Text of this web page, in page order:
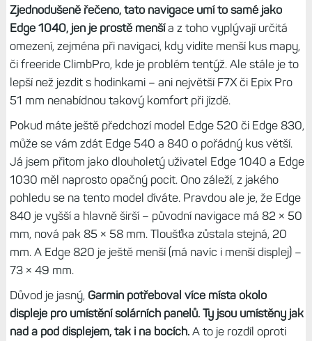
Zjednodušeně řečeno, tato navigace umí to samé jako
Edge 1040, jen je prostě menšía z toho vyplývají určitá
omezení, zejména při navigaci, kdy vidíte menší kus mapy,
či freeride ClimbPro, kde je problém tentýž. Ale stále je to
lepší než jezdit s hodinkami – ani největší F7X či Epix Pro
51 mm nenabídnou takový komfort při jízdě.
Pokud máte ještě předchozí model Edge 520 či Edge 830,
může se vám zdát Edge 540 a 840 o pořádný kus větší.
Já jsem přitom jako dlouholetý uživatel Edge 1040 a Edge
1030 měl naprosto opačný pocit. Ono záleží, z jakého
pohledu se na tento model díváte. Pravdou ale je, že Edge
840 je vyšší a hlavně širší – původní navigace má 82 × 50
mm, nová pak 85 × 58 mm. Tloušťka zůstala stejná, 20
mm. A Edge 820 je ještě menší (má navíc i menší displej) –
73 × 49 mm.
Důvod je jasný, Garmin potřeboval více místa okolo
displeje pro umístění solárních panelů. Ty jsou umístěny jak
nad a pod displejem, tak i na bocích.A to je rozdíl oproti